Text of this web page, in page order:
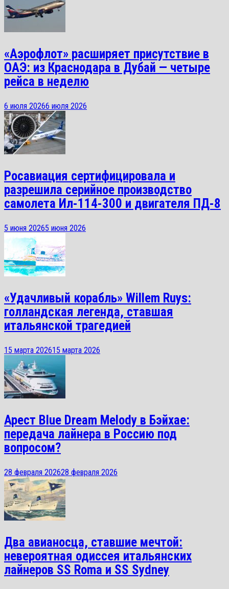
«Аэрофлот» расширяет присутствие в
ОАЭ: из Краснодара в Дубай — четыре
рейса в неделю
6 июля 20266 июля 2026
Росавиация сертифицировала и
разрешила серийное производство
самолета Ил-114-300 и двигателя ПД-8
5 июня 20265 июня 2026
«Удачливый корабль» Willem Ruys:
голландская легенда, ставшая
итальянской трагедией
15 марта 202615 марта 2026
Арест Blue Dream Melody в Бэйхае:
передача лайнера в Россию под
вопросом?
28 февраля 202628 февраля 2026
Два авианосца, ставшие мечтой:
невероятная одиссея итальянских
лайнеров SS Roma и SS Sydney